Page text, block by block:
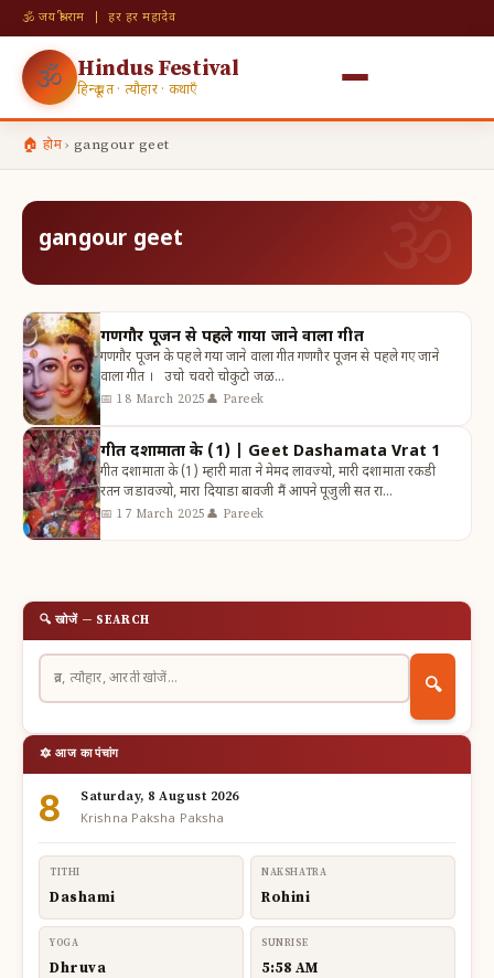
🕉 जय श्री राम | हर हर महादेव
🕉 Hindus Festival
हिन्दू व्रत · त्यौहार · कथाएँ
🏠 होम› gangour geet
gangour geet
गणगौर पूजन से पहले गाया जाने वाला गीत
गणगौर पूजन के पहले गया जाने वाला गीत गणगौर पूजन से पहले गए जाने
वाला गीत । उचो चवरो चोकुटो जळ…
📅 18 March 2025 👤 Pareek
गीत दशामाता के (1) | Geet Dashamata Vrat 1
गीत दशामाता के (1) म्हारी माता ने मेमद लावज्यो, मारी दशामाता रकडी
रतन जडावज्यो, मारा दियाडा बावजी मैं आपने पूजुली सत रा…
📅 17 March 2025 👤 Pareek
🔍 खोजें — SEARCH
🔍
🔯 आज का पंचांग
8 Saturday, 8 August 2026
Krishna Paksha Paksha
TITHI
Dashami
NAKSHATRA
Rohini
YOGA
Dhruva
SUNRISE
5:58 AM